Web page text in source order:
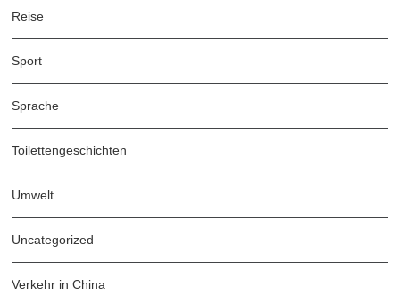
Reise
Sport
Sprache
Toilettengeschichten
Umwelt
Uncategorized
Verkehr in China